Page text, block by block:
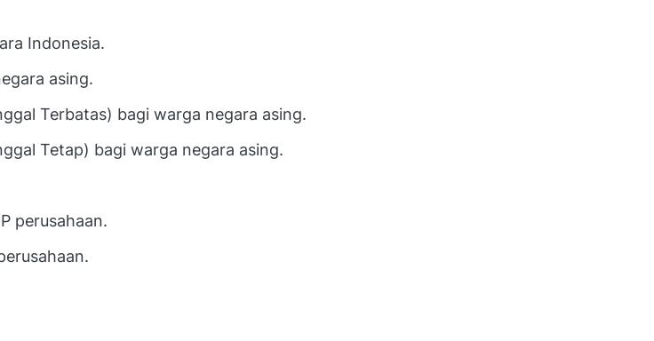
Indonesia.
asing.
Terbatas) bagi warga negara asing.
Tetap) bagi warga negara asing.
perusahaan.